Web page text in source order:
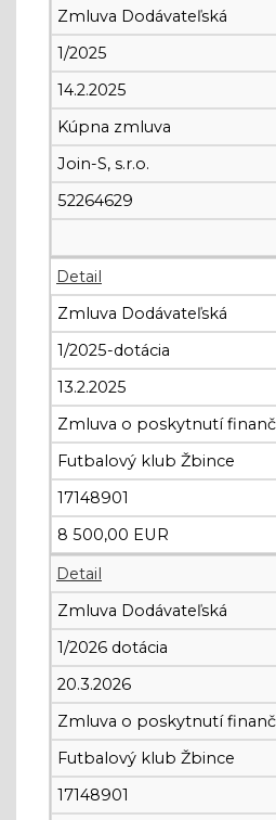
Zmluva Dodávateľská
1/2025
14.2.2025
Kúpna zmluva
Join-S, s.r.o.
52264629
Detail
Zmluva Dodávateľská
1/2025-dotácia
13.2.2025
Zmluva o poskytnutí
Futbalový klub Žbince
17148901
8 500,00 EUR
Detail
Zmluva Dodávateľská
1/2026 dotácia
20.3.2026
Zmluva o poskytnutí
Futbalový klub Žbince
17148901